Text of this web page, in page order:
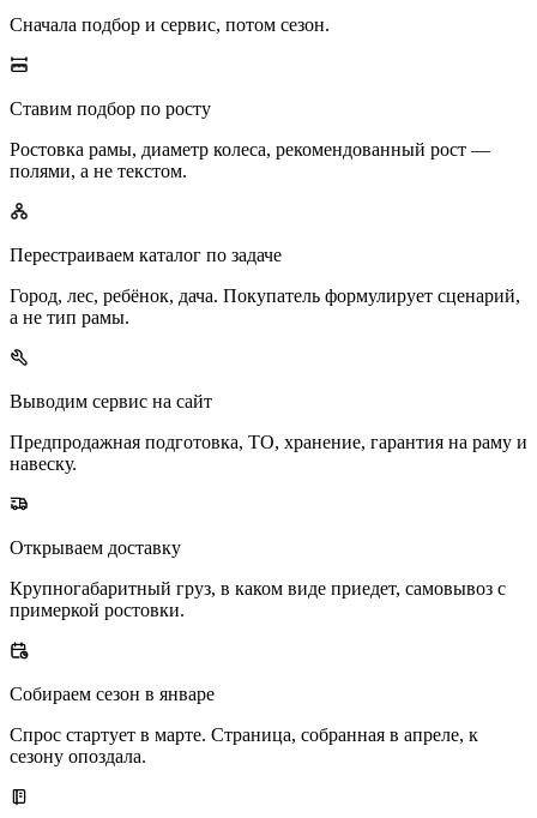
Сначала подбор и сервис, потом сезон.
Ставим подбор по росту
Ростовка рамы, диаметр колеса, рекомендованный рост —
полями, а не текстом.
Перестраиваем каталог по задаче
Город, лес, ребёнок, дача. Покупатель формулирует сценарий,
а не тип рамы.
Выводим сервис на сайт
Предпродажная подготовка, ТО, хранение, гарантия на раму и
навеску.
Открываем доставку
Крупногабаритный груз, в каком виде приедет, самовывоз с
примеркой ростовки.
Собираем сезон в январе
Спрос стартует в марте. Страница, собранная в апреле, к
сезону опоздала.